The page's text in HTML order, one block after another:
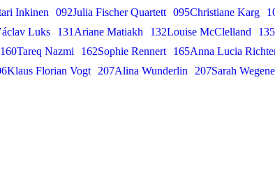
Inkinen 092Julia Fischer Quartett 095Christiane Karg
Luks 131Ariane Matiakh 132Louise McClelland
160Tareq Nazmi 162Sophie Rennert 165Anna Lucia
Florian Vogt 207Alina Wunderlin 207Sarah